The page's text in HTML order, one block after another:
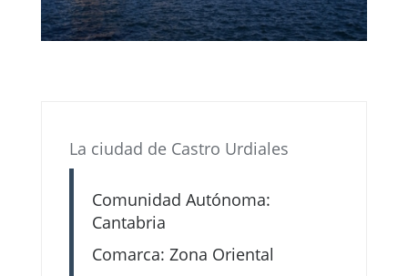
La ciudad de Castro Urdiales
Comunidad Autónoma:
Cantabria
Comarca: Zona Oriental